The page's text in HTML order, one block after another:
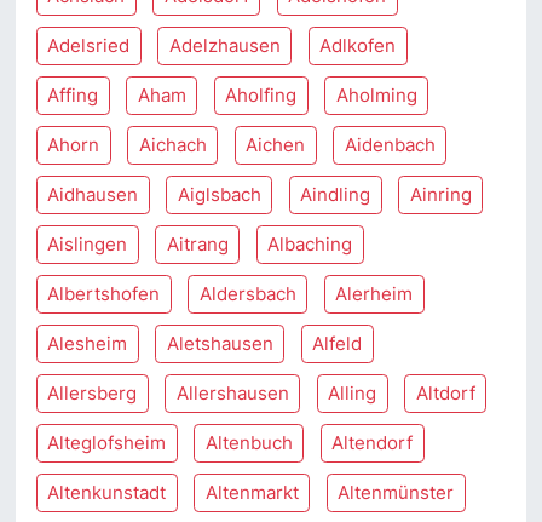
Adelsried Adelzhausen Adlkofen
Affing Aham Aholfing Aholming
Ahorn Aichach Aichen Aidenbach
Aidhausen Aiglsbach Aindling Ainring
Aislingen Aitrang Albaching
Albertshofen Aldersbach Alerheim
Alesheim Aletshausen Alfeld
Allersberg Allershausen Alling Altdorf
Alteglofsheim Altenbuch Altendorf
Altenkunstadt Altenmarkt Altenmünster